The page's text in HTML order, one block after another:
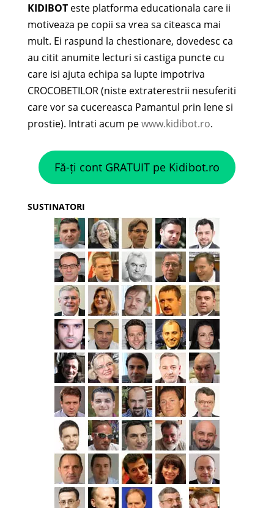
KIDIBOTeste platforma educationala care ii
motiveaza pe copii sa vrea sa citeasca mai
mult. Ei raspund la chestionare, dovedesc ca
au citit anumite lecturi si castiga puncte cu
care isi ajuta echipa sa lupte impotriva
CROCOBETILOR (niste extraterestrii nesuferiti
care vor sa cucereasca Pamantul prin lene si
prostie). Intrati acum pewww.kidibot.ro.
Fă-ți cont GRATUIT pe Kidibot.ro
SUSTINATORI